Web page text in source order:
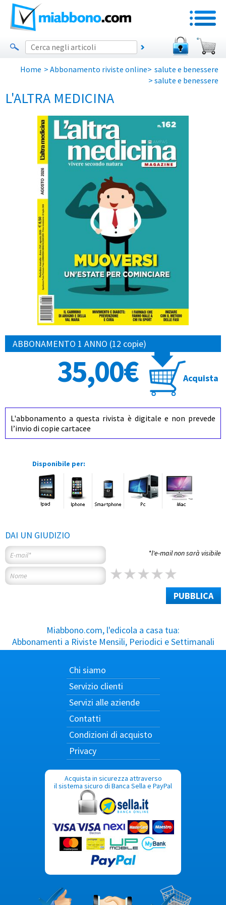
Home > Abbonamento riviste online> salute e benessere
> salute e benessere
L'ALTRA MEDICINA
Disponibile per:
ABBONAMENTO 1 ANNO (12 copie)
Acquista
35,00€
L'abbonamento a questa rivista è digitale e non prevede
l’invio di copie cartacee
DAI UN GIUDIZIO
*l'e-mail non sarà visibile
PUBBLICA
Miabbono.com, l'edicola a casa tua:
Abbonamenti a Riviste Mensili, Periodici e Settimanali
Chi siamo
Servizio clienti
Servizi alle aziende
Contatti
Condizioni di acquisto
Privacy
Acquista in sicurezza attraverso
il sistema sicuro di Banca Sella e PayPal